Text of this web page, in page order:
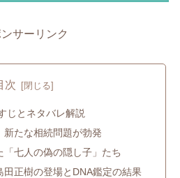
サーリンク
次
じとネタバレ解説
新たな相続問題が勃発
「七人の偽の隠し子」たち
田正樹の登場とDNA鑑定の結果